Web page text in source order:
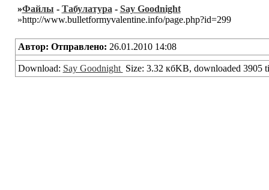
»Файлы - Табулатура - Say Goodnight
»http://www.bulletformyvalentine.info/page.php?id=299
Автор: Отправлено: 26.01.2010 14:08
Download: Say Goodnight Size: 3.32 кбKB, downloaded 3905